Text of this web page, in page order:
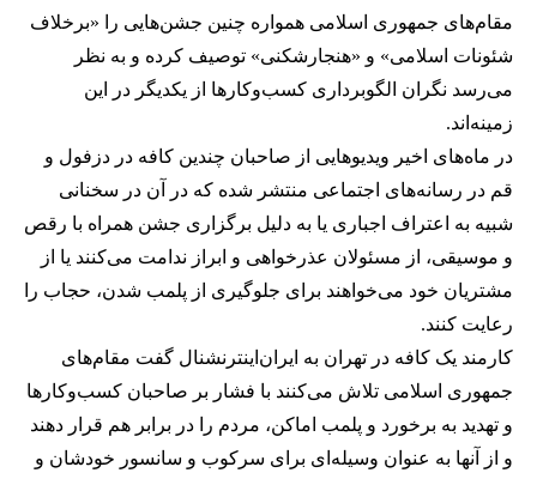
مقام‌های جمهوری اسلامی همواره چنین جشن‌هایی را «برخلاف
شئونات اسلامی» و «هنجارشکنی» توصیف کرده و به نظر
می‌رسد نگران الگوبرداری کسب‌وکارها از یکدیگر در این
زمینه‌اند.
در ماه‌های اخیر ویدیوهایی از صاحبان چندین کافه در دزفول و
قم در رسانه‌های اجتماعی منتشر شده که در آن در سخنانی
شبیه به اعتراف اجباری یا به دلیل برگزاری جشن همراه با رقص
و موسیقی، از مسئولان عذرخواهی و ابراز ندامت می‌کنند یا از
مشتریان خود می‌خواهند برای جلوگیری از پلمب شدن، حجاب را
رعایت کنند.
کارمند یک کافه در تهران به ایران‌اینترنشنال گفت مقام‌های
جمهوری اسلامی تلاش می‌کنند با فشار بر صاحبان کسب‌وکارها
و تهدید به برخورد و پلمب اماکن، مردم را در برابر هم قرار دهند
و از آنها به عنوان وسیله‌ای برای سرکوب و سانسور خودشان و